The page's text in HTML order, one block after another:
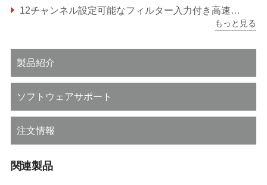
12チャンネル設定可能なフィルター入力付き高速ポジションラッチバッファー
APSモーションおよびアプリケーション機能サポートもっと見る
製品紹介
ソフトウェアサポート
注文情報
関連製品